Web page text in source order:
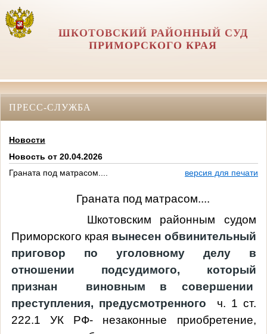
ШКОТОВСКИЙ РАЙОННЫЙ СУД
ПРИМОРСКОГО КРАЯ
ПРЕСС-СЛУЖБА
Новости
Новость от 20.04.2026
Граната под матрасом....
версия для печати
Граната под матрасом....
Шкотовским районным судом
Приморского края вынесен обвинительный
приговор по уголовному делу в
отношении подсудимого, который
признан
виновным в совершении
преступления, предусмотренного
ч. 1 ст.
222.1 УК РФ- незаконные приобретение,